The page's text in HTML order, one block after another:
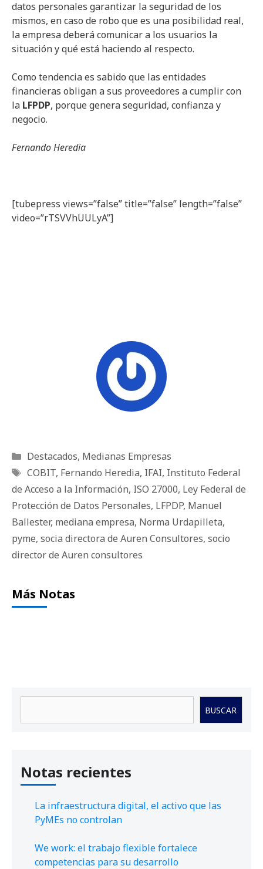
datos personales garantizar la seguridad de los
mismos, en caso de robo que es una posibilidad real,
la empresa deberá comunicar a los usuarios la
situación y qué está haciendo al respecto.
Como tendencia es sabido que las entidades
financieras obligan a sus proveedores a cumplir con
la LFPDP, porque genera seguridad, confianza y
negocio.
Fernando Heredia
[tubepress views=”false” title=”false” length=”false”
video=”rTSVVhUULyA”]
Categorías
Destacados, Medianas Empresas
Etiquetas
COBIT, Fernando Heredia, IFAI, Instituto Federal
de Acceso a la Información, ISO 27000, Ley Federal de
Protección de Datos Personales, LFPDP, Manuel
Ballester, mediana empresa, Norma Urdapilleta,
pyme, socia directora de Auren Consultores, socio
director de Auren consultores
Más Notas
BUSCAR
Notas recientes
La infraestructura digital, el activo que las
PyMEs no controlan
We work: el trabajo flexible fortalece
competencias para su desarrollo